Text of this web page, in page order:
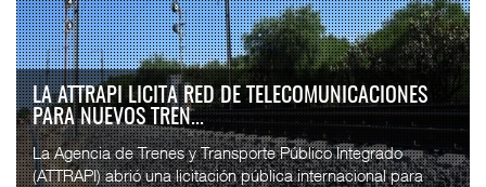
IT-ANÁLISIS: VOLARIS ABRIRÁ RUTA ENTRE
WASHINGTON DULLES Y G...
⮕ IA y automatización redefinen operación aeroportuaria
⮕ Bombardier exhibe Challenger 3500 en LABACE 2026